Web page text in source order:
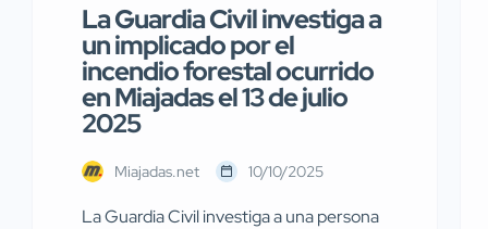
La Guardia Civil investiga a
un implicado por el
incendio forestal ocurrido
en Miajadas el 13 de julio
2025
Miajadas.net 10/10/2025
La Guardia Civil investiga a una persona